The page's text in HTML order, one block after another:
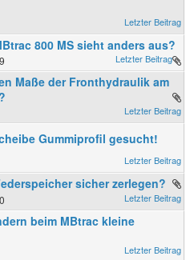
800 MS sieht anders aus?
Maße der Fronthydraulik am
Gummiprofil gesucht!
sicher zerlegen?
beim MBtrac kleine